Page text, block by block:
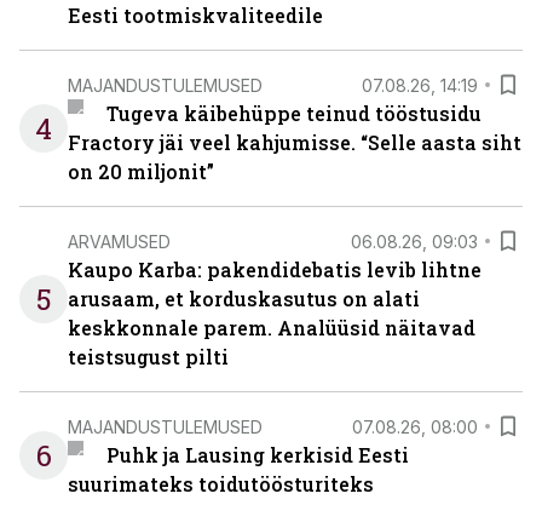
Eesti tootmiskvaliteedile
4
MAJANDUSTULEMUSED 07.08.26, 14:19
Tugeva käibehüppe teinud tööstusidu
Fractory jäi veel kahjumisse. “Selle aasta siht
on 20 miljonit”
5
ARVAMUSED 06.08.26, 09:03
Kaupo Karba: pakendidebatis levib lihtne
arusaam, et korduskasutus on alati
keskkonnale parem. Analüüsid näitavad
teistsugust pilti
6
MAJANDUSTULEMUSED 07.08.26, 08:00
Puhk ja Lausing kerkisid Eesti
suurimateks toidutöösturiteks